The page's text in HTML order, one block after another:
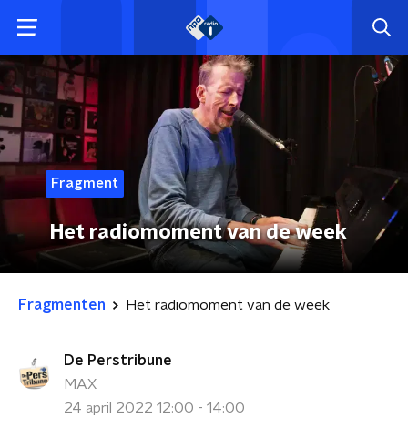
Fragment
Het radiomoment van de week
Fragmenten Het radiomoment van de week
De Perstribune
MAX
24 april 2022 12:00 - 14:00